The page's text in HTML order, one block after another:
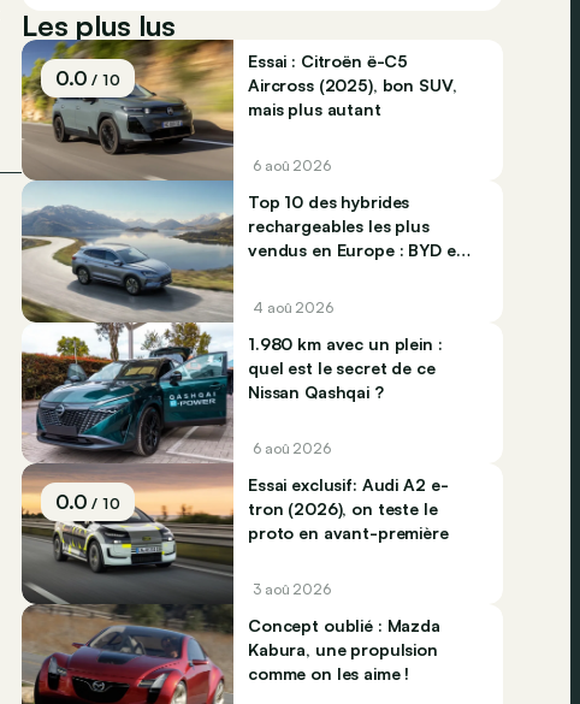
Les plus lus
0.0/ 10
Essai : Citroën ë-C5
Aircross (2025), bon SUV,
mais plus autant
6 aoû 2026
Top 10 des hybrides
rechargeables les plus
vendus en Europe : BYD et
4 aoû 2026
1.980 km avec un plein :
quel est le secret de ce
Nissan Qashqai ?
6 aoû 2026
0.0/ 10
Essai exclusif: Audi A2 e-
tron (2026), on teste le
proto en avant-première
3 aoû 2026
Concept oublié : Mazda
Kabura, une propulsion
comme on les aime !